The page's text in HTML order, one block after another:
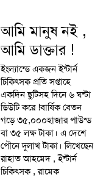
আমি মানুষ নই ,
আমি ডাক্তার !
ইংল্যান্ডে একজন ইন্টার্ন
চিকিৎসক প্রতি সপ্তাহে
একদিন ছুটিসহ দিনে ৬ ঘন্টা
ডিউটি করে !বার্ষিক বেতন
গড়ে ৩৫,০০০হাজার পাউন্ড
বা ৩৫ লক্ষ টাকা। এ দেশে
পৌনে দুলাখ টাকা। লিখেছেন
রাহাত আহমেদ , ইন্টার্ন
চিকিৎসক , রামেক